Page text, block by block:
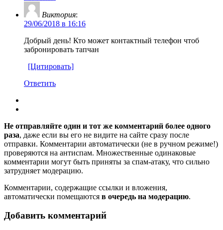
Виктория:
29/06/2018 в 16:16
Добрый день! Кто может контактный телефон чтоб
забронировать тапчан
[Цитировать]
Ответить
Не отправляйте один и тот же комментарий более одного
раза, даже если вы его не видите на сайте сразу после
отправки. Комментарии автоматически (не в ручном режиме!)
проверяются на антиспам. Множественные одинаковые
комментарии могут быть приняты за спам-атаку, что сильно
затрудняет модерацию.
Комментарии, содержащие ссылки и вложения,
автоматически помещаются в очередь на модерацию.
Добавить комментарий